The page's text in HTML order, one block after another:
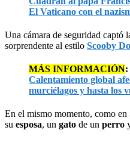
El Vaticano con el
Una cámara de seguridad captó
sorprendente al estilo Scooby
MÁS INFORMACIÓN:
Calentamiento global
murciélagos y hasta los
En el mismo momento, como en
su esposa, un gato de un perro